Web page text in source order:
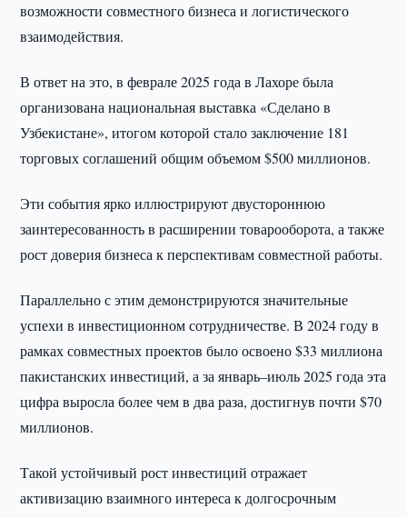
возможности совместного бизнеса и логистического
взаимодействия.
В ответ на это, в феврале 2025 года в Лахоре была
организована национальная выставка «Сделано в
Узбекистане», итогом которой стало заключение 181
торговых соглашений общим объемом $500 миллионов.
Эти события ярко иллюстрируют двустороннюю
заинтересованность в расширении товарооборота, а также
рост доверия бизнеса к перспективам совместной работы.
Параллельно с этим демонстрируются значительные
успехи в инвестиционном сотрудничестве. В 2024 году в
рамках совместных проектов было освоено $33 миллиона
пакистанских инвестиций, а за январь–июль 2025 года эта
цифра выросла более чем в два раза, достигнув почти $70
миллионов.
Такой устойчивый рост инвестиций отражает
активизацию взаимного интереса к долгосрочным